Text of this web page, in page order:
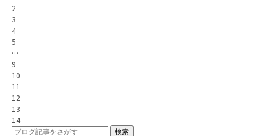
2
3
4
5
…
9
10
11
12
13
14